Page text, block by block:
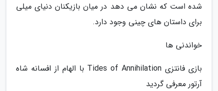
شده است که نشان می دهد در میان بازیکنان دنیای میلی
برای داستان های چینی وجود دارد.
خواندنی ها
بازی فانتزی Tides of Annihilation با الهام از افسانه شاه
آرتور معرفی گردید